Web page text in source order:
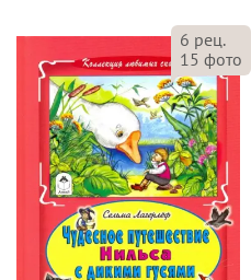
6 рец.
15 фото